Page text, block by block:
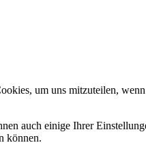
um uns mitzuteilen,
auch einige Ihrer
können.